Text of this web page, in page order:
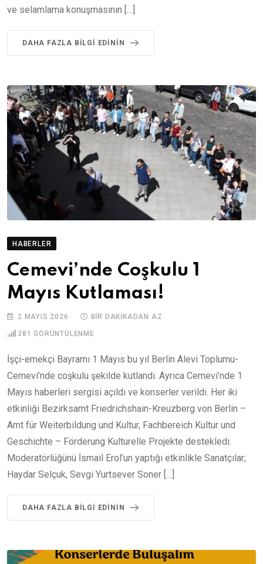
ve selamlama konuşmasının […]
DAHA FAZLA BILGI EDININ
HABERLER
Cemevi’nde Coşkulu 1
Mayıs Kutlaması!
2 MAYIS 2026 BIR DAKIKADAN AZ
381 GÖRÜNTÜLENME
İşçi-emekçi Bayramı 1 Mayıs bu yıl Berlin Alevi Toplumu-
Cemevi’nde coşkulu şekilde kutlandı. Ayrıca Cemevi’nde 1
Mayıs haberleri sergisi açıldı ve konserler verildi. Her iki
etkinliği Bezirksamt Friedrichshain-Kreuzberg von Berlin –
Amt für Weiterbildung und Kultur, Fachbereich Kultur und
Geschichte – Förderung Kulturelle Projekte destekledi.
Moderatörlüğünü İsmail Erol’un yaptığı etkinlikle Sanatçılar;
Haydar Selçuk, Sevgi Yurtsever Soner […]
DAHA FAZLA BILGI EDININ